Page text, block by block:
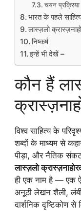
चयन प्रक्रिया
भारत के पहले
लास्ज़लो
निष्कर्ष
इन्हें भी देखें –
कौन हैं
विश्व साहित्य के
शब्दों के माध्यम से
पीड़ा, और नैतिक
लास्ज़लो
ही एक नाम है — एक
अनूठी लेखन शैली, लंबी
दार्शनिक दृष्टिकोण से